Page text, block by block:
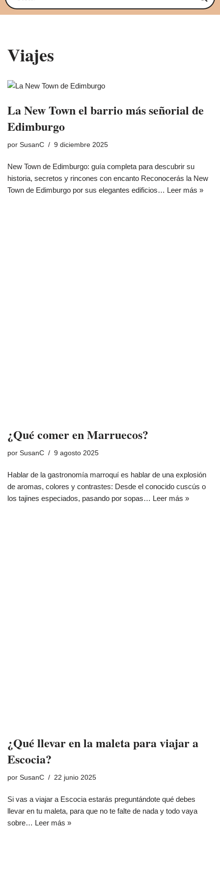
Viajes
La New Town el barrio más señorial de
Edimburgo
por SusanC 9 diciembre 2025
New Town de Edimburgo: guía completa para descubrir su
historia, secretos y rincones con encanto Reconocerás la New
Town de Edimburgo por sus elegantes edificios… Leer más »
¿Qué comer en Marruecos?
por SusanC 9 agosto 2025
Hablar de la gastronomía marroquí es hablar de una explosión
de aromas, colores y contrastes: Desde el conocido cuscús o
los tajines especiados, pasando por sopas… Leer más »
¿Qué llevar en la maleta para viajar a
Escocia?
por SusanC 22 junio 2025
Si vas a viajar a Escocia estarás preguntándote qué debes
llevar en tu maleta, para que no te falte de nada y todo vaya
sobre… Leer más »